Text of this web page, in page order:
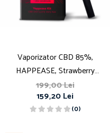
Vaporizator CBD 85%,
HAPPEASE, Strawberry
Bubblegum
199,00 Lei
159,20 Lei
(0)